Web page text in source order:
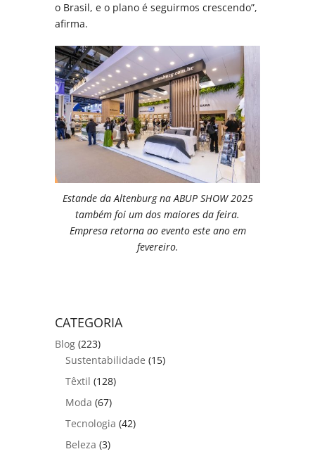
o Brasil, e o plano é seguirmos crescendo”,
afirma.
Estande da Altenburg na ABUP SHOW 2025
também foi um dos maiores da feira.
Empresa retorna ao evento este ano em
fevereiro.
CATEGORIA
Blog (223)
Sustentabilidade (15)
Têxtil (128)
Moda (67)
Tecnologia (42)
Beleza (3)